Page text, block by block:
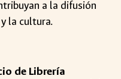
an a la difusión
la cultura.
de Librería